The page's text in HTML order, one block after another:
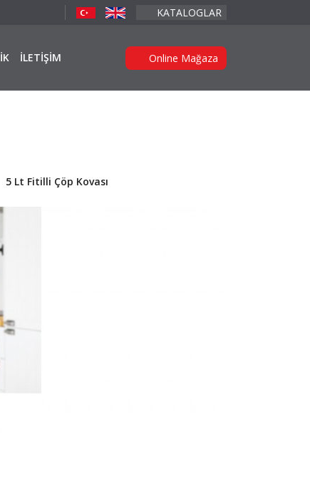
KATALOGLAR
İK İLETİŞİM Online Mağaza
5 Lt Fitilli Çöp Kovası